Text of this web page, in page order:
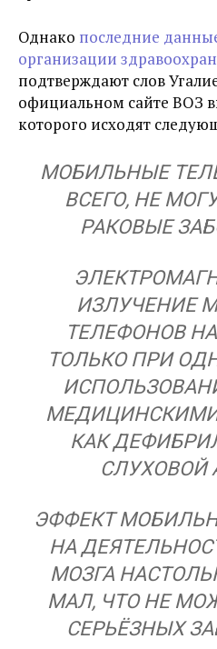
Однако последние
организации
подтверждают слов
официальном сайте ВОЗ
которого исходят
МОБИЛЬНЫЕ
ВСЕГО, НЕ
РАКОВЫЕ
ИЗЛУЧЕНИЕ
ТЕЛЕФОНОВ
ТОЛЬКО ПРИ
КАК
СЛУХОВОЙ
ЭФФЕКТ
НА
МОЗГА
МАЛ, ЧТО НЕ
СЕРЬЁЗНЫХ